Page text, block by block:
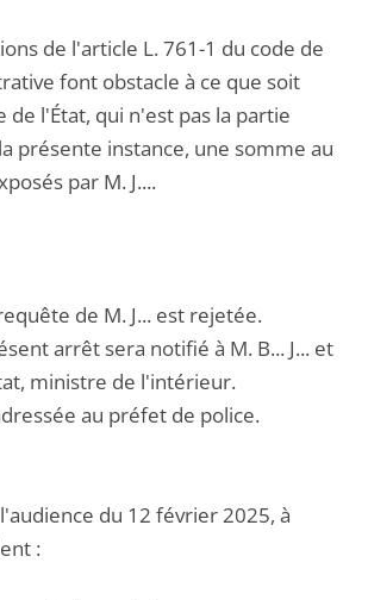
de l'article L. 761-1 du code de
font obstacle à ce que soit
de l'État, qui n'est pas la partie
présente instance, une somme au
par M. J....
de M. J... est rejetée.
arrêt sera notifié à M. B... J... et
ministre de l'intérieur.
au préfet de police.
du 12 février 2025, à
: